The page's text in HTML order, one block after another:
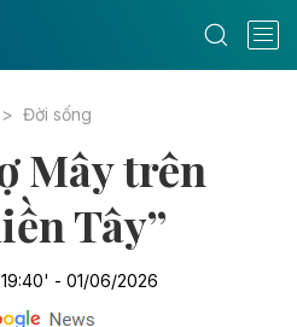
Đời sống
Mây trên
Tây”
19:40' - 01/06/2026